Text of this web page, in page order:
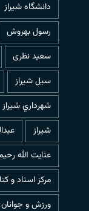
دانشگاه شیراز
رسول بهروش
سعید نظری
سیل شیراز
شهرداري شيراز
شیراز
عنایت الله
مرکز اسناد و
ورزش و